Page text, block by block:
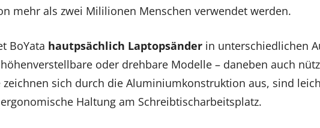
mehr als zwei Mililionen Menschen verwendet werden.
BoYata hautpsächlich Laptopsänder in unterschiedlichen
oder drehbare Modelle – daneben auch
zeichnen sich durch die Aluminiumkonstruktion aus, sind
Haltung am Schreibtischarbeitsplatz.